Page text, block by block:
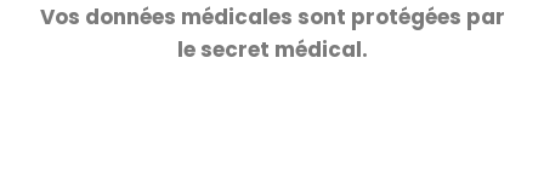
Vos données médicales sont protégées par
le secret médical.